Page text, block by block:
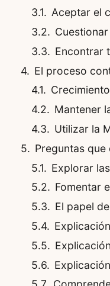
Aceptar el
Encontrar
El proceso
Mantener
Utilizar la
Preguntas
Explorar
Fomentar
El papel